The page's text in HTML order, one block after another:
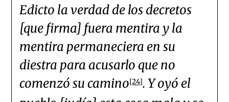
Edicto la verdad de los decretos
[que firma] fuera mentira y la
mentira permaneciera en su
diestra para acusarlo que no
comenzó su camino[24]. Y oyó el